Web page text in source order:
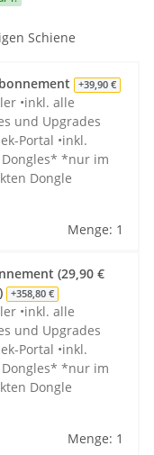
Schiene
+39,90 €
•inkl. alle
und Upgrades
Portal •inkl.
*nur im
Dongle
Menge: 1
(29,90 €
+358,80 €
•inkl. alle
und Upgrades
Portal •inkl.
*nur im
Dongle
Menge: 1